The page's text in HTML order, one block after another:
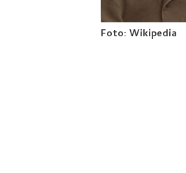
Foto: Wikipedia